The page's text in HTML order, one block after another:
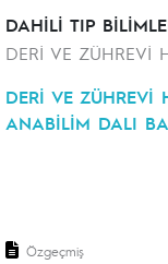
DAHİLİ TIP
DERİ VE ZÜHREVİ
DERİ VE ZÜHREVİ
ANABİLİM DALI
Özgeçmiş